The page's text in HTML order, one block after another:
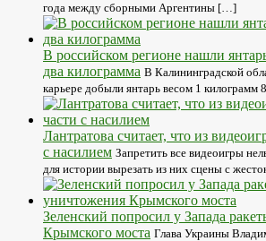
года между сборными Аргентины […]
В российском регионе нашли
два килограмма В Калининградской
карьере добыли янтарь весом 1 килограмм
Лантратова считает, что из
с насилием Запретить все видеоигры
для истории вырезать из них сцены с
Зеленский попросил у Запада
Крымского моста Глава Украины